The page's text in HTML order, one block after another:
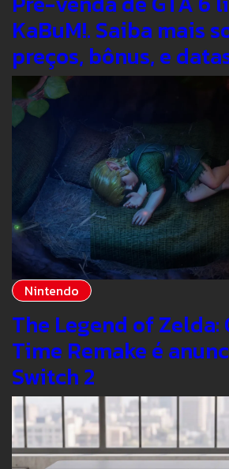
KaBuM!. Saiba mais
preços, bônus, e
Nintendo
The Legend of
Time Remake é
Switch 2